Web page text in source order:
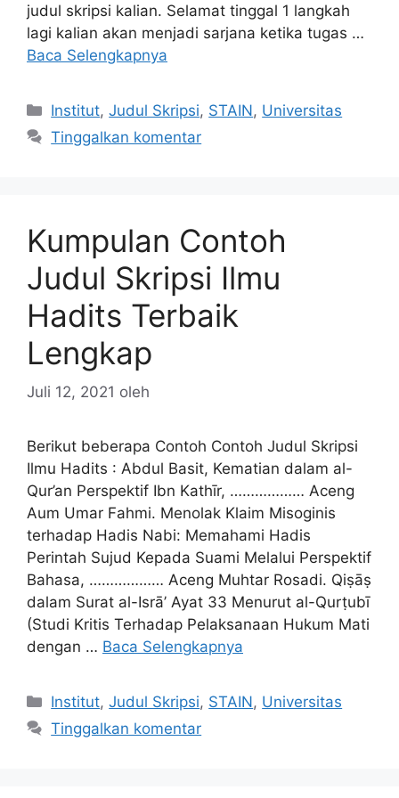
judul skripsi kalian. Selamat tinggal 1 langkah
lagi kalian akan menjadi sarjana ketika tugas …
Baca Selengkapnya
Kategori
Institut,Judul Skripsi, STAIN, Universitas
Tinggalkan komentar
Kumpulan Contoh
Judul Skripsi Ilmu
Hadits Terbaik
Lengkap
Juli 12, 2021 oleh
Berikut beberapa Contoh Contoh Judul Skripsi
Ilmu Hadits : Abdul Basit, Kematian dalam al-
Qur’an Perspektif Ibn Kathīr, ……………… Aceng
Aum Umar Fahmi. Menolak Klaim Misoginis
terhadap Hadis Nabi: Memahami Hadis
Perintah Sujud Kepada Suami Melalui Perspektif
Bahasa, ……………… Aceng Muhtar Rosadi. Qiṣāṣ
dalam Surat al-Isrā’ Ayat 33 Menurut al-Qurṭubī
(Studi Kritis Terhadap Pelaksanaan Hukum Mati
dengan … Baca Selengkapnya
Kategori
Institut,Judul Skripsi, STAIN, Universitas
Tinggalkan komentar